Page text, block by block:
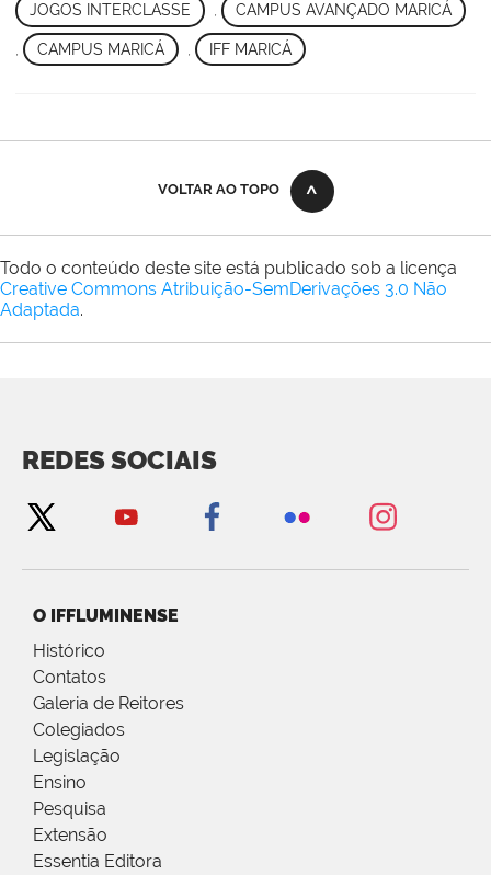
JOGOS INTERCLASSE , CAMPUS AVANÇADO MARICÁ
CAMPUS MARICÁ IFF MARICÁ
VOLTAR AO TOPO
Todo o conteúdo deste site está publicado sob a licença
Creative Commons Atribuição-SemDerivações 3.0 Não
Adaptada.
REDES SOCIAIS
O IFFLUMINENSE
Histórico
Contatos
Galeria de Reitores
Colegiados
Legislação
Ensino
Pesquisa
Extensão
Essentia Editora